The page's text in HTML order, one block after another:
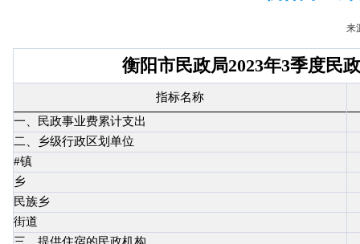
来
衡阳市民政局2023年3季度民
指标名称
一、民政事业费累计支出
二、乡级行政区划单位
#镇
乡
民族乡
街道
三、提供住宿的民政机构